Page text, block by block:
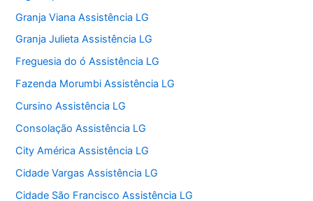
Granja Viana Assistência LG
Granja Julieta Assistência LG
Freguesia do ó Assistência LG
Fazenda Morumbi Assistência LG
Cursino Assistência LG
Consolação Assistência LG
City América Assistência LG
Cidade Vargas Assistência LG
Cidade São Francisco Assistência LG